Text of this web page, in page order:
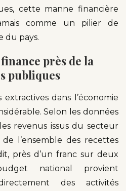
cette manne financière
comme un pilier de
du pays.
près de la
publiques
dans l’économie
Selon les données
revenus issus du secteur
l’ensemble des recettes
près d’un franc sur deux
national provient
des activités